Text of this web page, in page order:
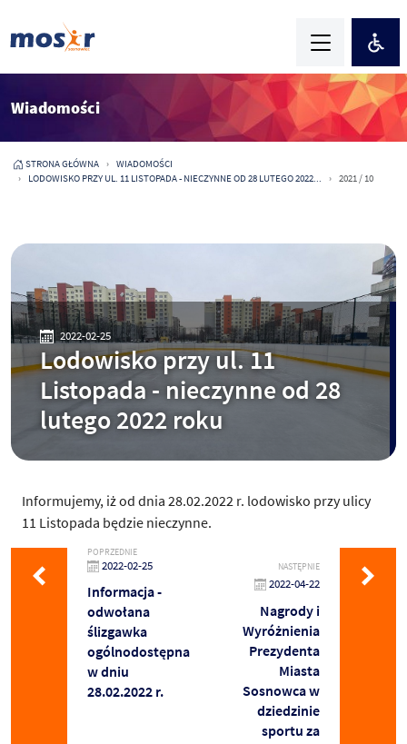
Wiadomości
STRONA GŁÓWNA
WIADOMOŚCI
LODOWISKO PRZY UL. 11 LISTOPADA - NIECZYNNE OD 28 LUTEGO 2022...
2021 / 10
2022-02-25
Lodowisko przy ul. 11
Listopada - nieczynne od 28
lutego 2022 roku
Informujemy, iż od dnia 28.02.2022 r. lodowisko przy ulicy
11 Listopada będzie nieczynne.
POPRZEDNIE
2022-02-25
Informacja -
odwołana
ślizgawka
ogólnodostępna
w dniu
28.02.2022 r.
NASTĘPNIE
2022-04-22
Nagrody i
Wyróżnienia
Prezydenta
Miasta
Sosnowca w
dziedzinie
sportu za